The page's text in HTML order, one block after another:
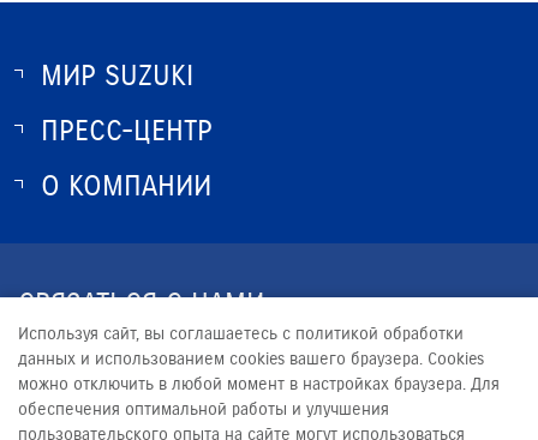
МИР SUZUKI
О SUZUKI
ПРЕСС-ЦЕНТР
НОВОСТИ
О КОМПАНИИ
ЮРИДИЧЕСКАЯ ИНФОРМАЦИЯ
СВЯЗАТЬСЯ С НАМИ
+7 (8652) 57-17-17
SUZUKI@DVARIS.RU
Используя сайт, вы соглашаетесь с политикой обработки
данных и использованием cookies вашего браузера. Cookies
можно отключить в любой момент в настройках браузера. Для
обеспечения оптимальной работы и улучшения
пользовательского опыта на сайте могут использоваться